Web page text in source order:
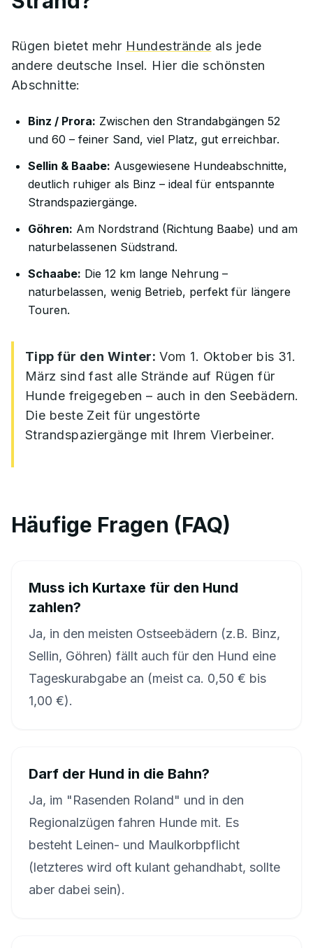
Rügen bietet mehr Hundestrände als jede
andere deutsche Insel. Hier die schönsten
Abschnitte:
Binz / Prora: Zwischen den Strandabgängen 52
und 60 – feiner Sand, viel Platz, gut erreichbar.
Sellin & Baabe: Ausgewiesene Hundeabschnitte,
deutlich ruhiger als Binz – ideal für entspannte
Strandspaziergänge.
Göhren: Am Nordstrand (Richtung Baabe) und am
naturbelassenen Südstrand.
Schaabe: Die 12 km lange Nehrung –
naturbelassen, wenig Betrieb, perfekt für längere
Touren.
Tipp für den Winter: Vom 1. Oktober bis 31.
März sind fast alle Strände auf Rügen für
Hunde freigegeben – auch in den Seebädern.
Die beste Zeit für ungestörte
Strandspaziergänge mit Ihrem Vierbeiner.
Häufige Fragen (FAQ)
Muss ich Kurtaxe für den Hund
zahlen?
Ja, in den meisten Ostseebädern (z.B. Binz,
Sellin, Göhren) fällt auch für den Hund eine
Tageskurabgabe an (meist ca. 0,50 € bis
1,00 €).
Darf der Hund in die Bahn?
Ja, im "Rasenden Roland" und in den
Regionalzügen fahren Hunde mit. Es
besteht Leinen- und Maulkorbpflicht
(letzteres wird oft kulant gehandhabt, sollte
aber dabei sein).